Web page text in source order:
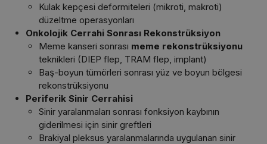
Kulak kepçesi deformiteleri (mikroti, makroti)
düzeltme operasyonları
Onkolojik Cerrahi Sonrası Rekonstrüksiyon
Meme kanseri sonrası meme rekonstrüksiyonu
teknikleri (DIEP flep, TRAM flep, implant)
Baş-boyun tümörleri sonrası yüz ve boyun bölgesi
rekonstrüksiyonu
Periferik Sinir Cerrahisi
Sinir yaralanmaları sonrası fonksiyon kaybının
giderilmesi için sinir greftleri
Brakiyal pleksus yaralanmalarında uygulanan sinir